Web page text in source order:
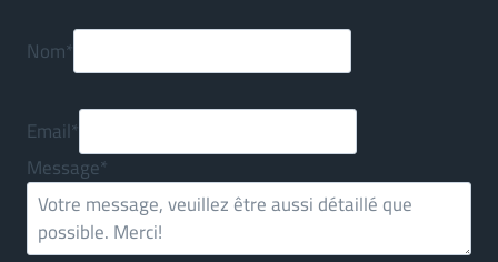
Nom*
Email*
Message*